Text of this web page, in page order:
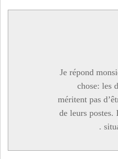
Je répond
chose: les
méritent pas
de leurs